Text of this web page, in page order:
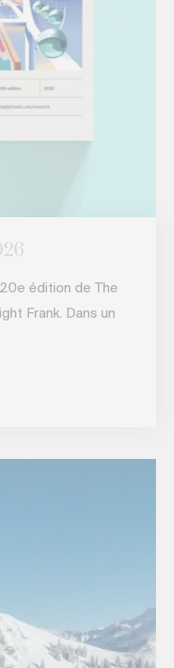
édition de The
Frank. Dans un